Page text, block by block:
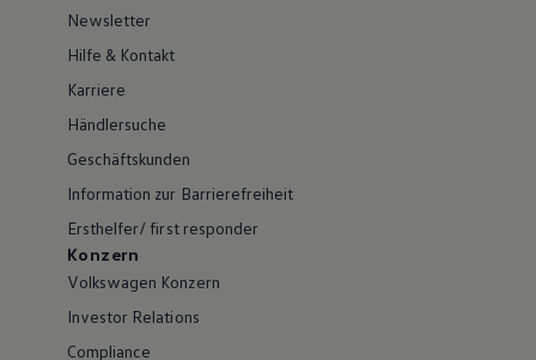
Newsletter
Hilfe & Kontakt
Karriere
Händlersuche
Geschäftskunden
Information zur Barrierefreiheit
Ersthelfer/ first responder
Konzern
Volkswagen Konzern
Investor Relations
Compliance